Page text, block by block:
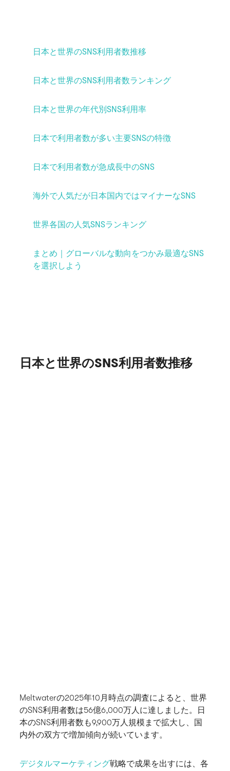
日本と世界のSNS利用者数推移
日本と世界のSNS利用者数ランキング
日本と世界の年代別SNS利用率
日本で利用者数が多い主要SNSの特徴
日本で利用者数が急成長中のSNS
海外で人気だが日本国内ではマイナーなSNS
世界各国の人気SNSランキング
まとめ｜グローバルな動向をつかみ最適なSNS
を選択しよう
日本と世界のSNS利用者数推移
Meltwaterの2025年10月時点の調査によると、世界
のSNS利用者数は56億6,000万人に達しました。日
本のSNS利用者数も9,900万人規模まで拡大し、国
内外の双方で増加傾向が続いています。
デジタルマーケティング戦略で成果を出すには、各